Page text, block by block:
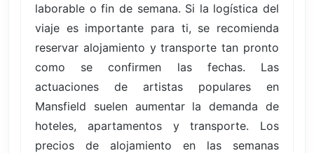
laborable o fin de semana. Si la logística del
viaje es importante para ti, se recomienda
reservar alojamiento y transporte tan pronto
como se confirmen las fechas. Las
actuaciones de artistas populares en
Mansfield suelen aumentar la demanda de
hoteles, apartamentos y transporte. Los
precios de alojamiento en las semanas